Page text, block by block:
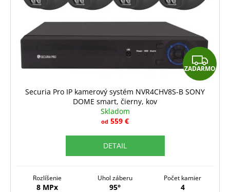
Z
A
ZADARMO
Securia Pro IP kamerový systém NVR4CHV8S-B SONY
DOME smart, čierny, kov
Skladom
od 559 €
DETAIL
Rozlíšenie
8 MPx
Uhol záberu
95°
Počet kamier
4